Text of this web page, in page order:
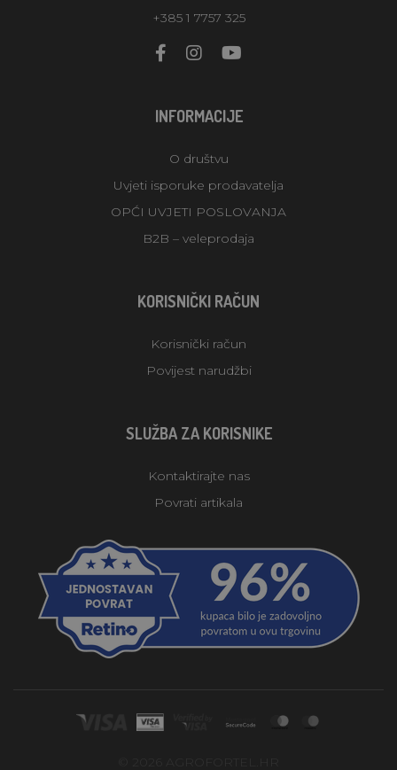
+385 1 7757 325
INFORMACIJE
O društvu
Uvjeti isporuke prodavatelja
OPĆI UVJETI POSLOVANJA
B2B – veleprodaja
KORISNIČKI RAČUN
Korisnički račun
Povijest narudžbi
SLUŽBA ZA KORISNIKE
Kontaktirajte nas
Povrati artikala